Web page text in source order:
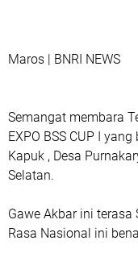
Maros | BNRI NEWS
Semangat membara
EXPO BSS CUP I
Kapuk , Desa
Selatan.
Gawe Akbar ini
Rasa Nasional ini